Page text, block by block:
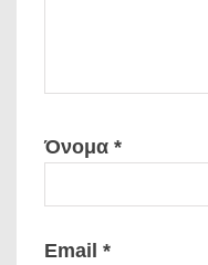
Όνομα *
Email *